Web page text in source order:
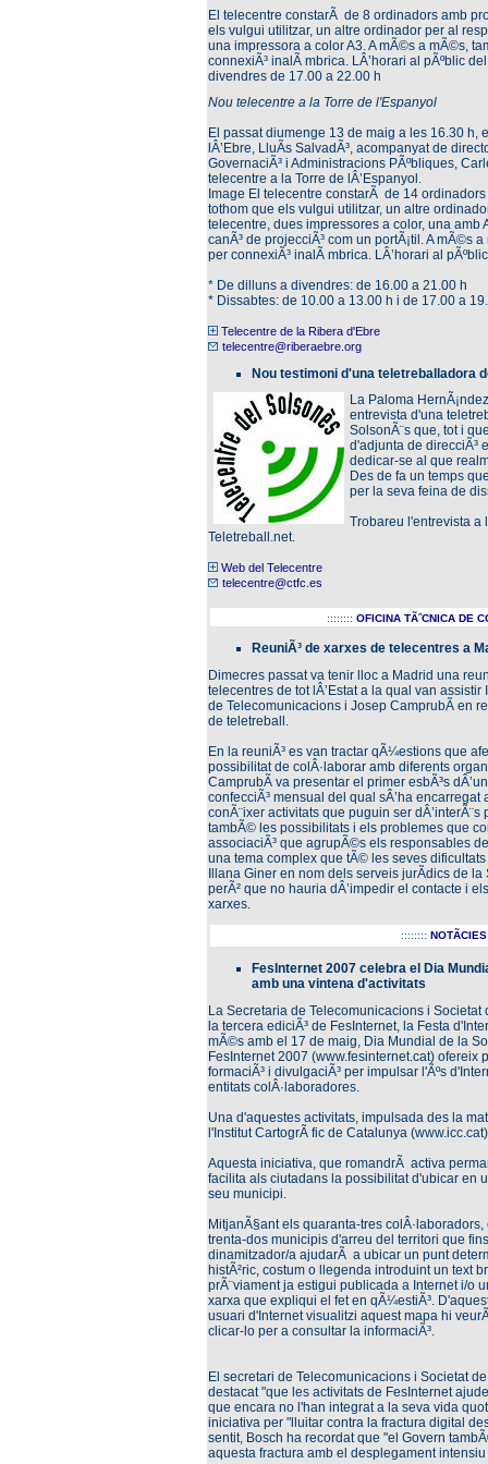
El telecentre constarÃ de 8 ordinadors amb
els vulgui utilitzar, un altre ordinador per al
una impressora a color A3. A mÃ©s a mÃ©s,
connexiÃ³ inalÃ mbrica. LÂ’horari al pÃºblic
divendres de 17.00 a 22.00 h
Nou telecentre a la Torre de l'Espanyol
El passat diumenge 13 de maig a les 16.30 h,
lÂ’Ebre, LluÃ­s SalvadÃ³, acompanyat de
GovernaciÃ³ i Administracions PÃºbliques,
telecentre a la Torre de lÂ’Espanyol.
Image El telecentre constarÃ de 14
tothom que els vulgui utilitzar, un altre
telecentre, dues impressores a color, una amb
canÃ³ de projecciÃ³ com un portÃ¡til. A mÃ©s
per connexiÃ³ inalÃ mbrica. LÂ’horari al
* De dilluns a divendres: de 16.00 a 21.00 h
* Dissabtes: de 10.00 a 13.00 h i de 17.00 a
Telecentre de la Ribera d'Ebre
telecentre@riberaebre.org
Nou testimoni d'una teletreballadora
La Paloma
entrevista d'una
SolsonÃ¨s que, tot i
d'adjunta de direcciÃ³
dedicar-se al que
Des de fa un temps
per la seva feina de
Trobareu l'entrevista a
Teletreball.net.
Web del Telecentre
telecentre@ctfc.es
:::::::: OFICINA TÃˆCNICA DE
ReuniÃ³ de xarxes de telecentres a
Dimecres passat va tenir lloc a Madrid una
telecentres de tot lÂ’Estat a la qual van
de Telecomunicacions i Josep CamprubÃ­ en
de teletreball.
En la reuniÃ³ es van tractar qÃ¼estions que
possibilitat de colÂ·laborar amb diferents
CamprubÃ­ va presentar el primer esbÃ³s
confecciÃ³ mensual del qual sÂ’ha encarregat
conÃ¨ixer activitats que puguin ser
tambÃ© les possibilitats i els problemes que
associaciÃ³ que agrupÃ©s els responsables
una tema complex que tÃ© les seves
Illana Giner en nom dels serveis jurÃ­dics de
perÃ² que no hauria dÂ’impedir el contacte i
xarxes.
:::::::: NOTÃCIES
FesInternet 2007 celebra el Dia
amb una vintena d'activitats
La Secretaria de Telecomunicacions i Societat
la tercera ediciÃ³ de FesInternet, la Festa
mÃ©s amb el 17 de maig, Dia Mundial de la
FesInternet 2007 (www.fesinternet.cat) ofereix
formaciÃ³ i divulgaciÃ³ per impulsar l'Ãºs
entitats colÂ·laboradores.
Una d'aquestes activitats, impulsada des la
l'Institut CartogrÃ fic de Catalunya
Aquesta iniciativa, que romandrÃ activa
facilita als ciutadans la possibilitat d'ubicar en
seu municipi.
MitjanÃ§ant els quaranta-tres
trenta-dos municipis d'arreu del territori que
dinamitzador/a ajudarÃ a ubicar un punt
histÃ²ric, costum o llegenda introduint un text
prÃ¨viament ja estigui publicada a Internet i/o
xarxa que expliqui el fet en qÃ¼estiÃ³.
usuari d'Internet visualitzi aquest mapa hi
clicar-lo per a consultar la informaciÃ³.
El secretari de Telecomunicacions i Societat
destacat "que les activitats de FesInternet
que encara no l'han integrat a la seva vida
iniciativa per "lluitar contra la fractura digital
sentit, Bosch ha recordat que "el Govern
aquesta fractura amb el desplegament